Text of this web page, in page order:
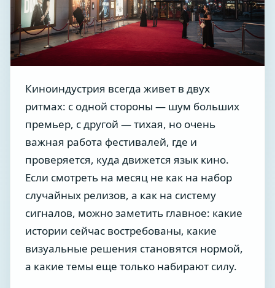
Киноиндустрия всегда живет в двух
ритмах: с одной стороны — шум больших
премьер, с другой — тихая, но очень
важная работа фестивалей, где и
проверяется, куда движется язык кино.
Если смотреть на месяц не как на набор
случайных релизов, а как на систему
сигналов, можно заметить главное: какие
истории сейчас востребованы, какие
визуальные решения становятся нормой,
а какие темы еще только набирают силу.